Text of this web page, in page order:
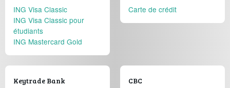
ING Visa Classic
ING Visa Classic pour
étudiants
ING Mastercard Gold
Carte de crédit
Keytrade Bank CBC